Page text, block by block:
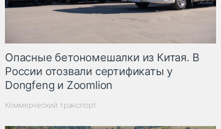
Опасные бетономешалки из Китая. В
России отозвали сертификаты у
Dongfeng и Zoomlion
Коммерческий транспорт